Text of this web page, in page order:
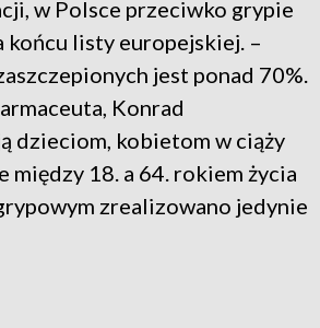
w Polsce przeciwko grypie
końcu listy europejskiej. –
jest ponad 70%.
Konrad
dzieciom, kobietom w ciąży
między 18. a 64. rokiem życia
zrealizowano jedynie